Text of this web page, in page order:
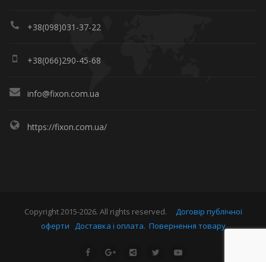
+38(098)031-37-22
+38(066)290-45-68
info@fixon.com.ua
https://fixon.com.ua/
Copyright 2015-2026. All rights reserved. Договір публічної
оферти Доставка і оплата. Повернення товару